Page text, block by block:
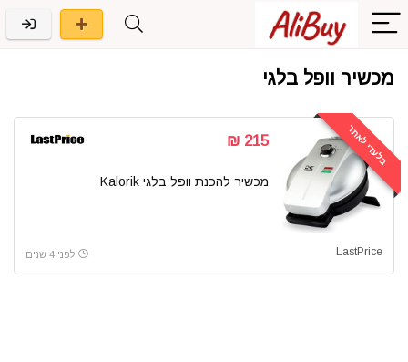
מכשיר וופל בלגי
בלעדי לאתר 215 ₪
מכשיר להכנת וופל בלגי Kalorik
LastPrice לפני 4 שנים